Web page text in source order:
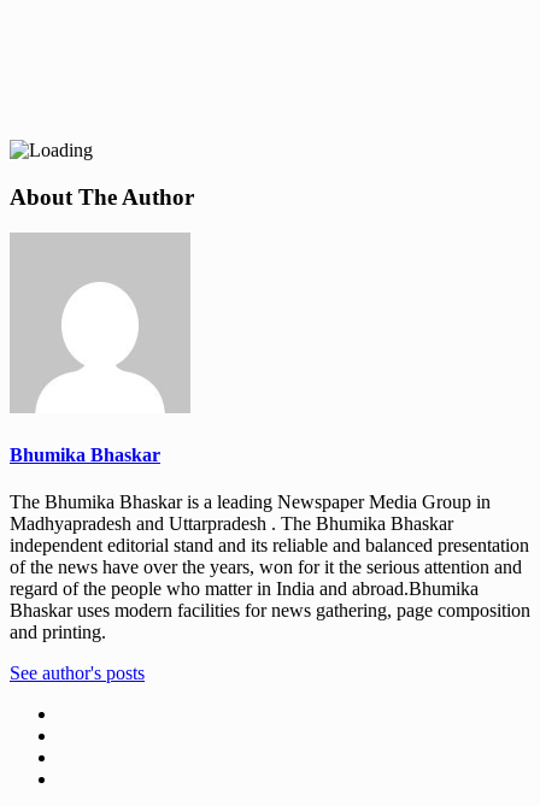
About The Author
Bhumika Bhaskar
The Bhumika Bhaskar is a leading Newspaper Media Group in
Madhyapradesh and Uttarpradesh . The Bhumika Bhaskar
independent editorial stand and its reliable and balanced presentation
of the news have over the years, won for it the serious attention and
regard of the people who matter in India and abroad.Bhumika
Bhaskar uses modern facilities for news gathering, page composition
and printing.
See author's posts